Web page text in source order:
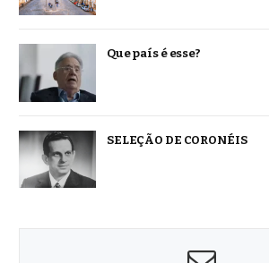
Que país é esse?
SELEÇÃO DE CORONÉIS